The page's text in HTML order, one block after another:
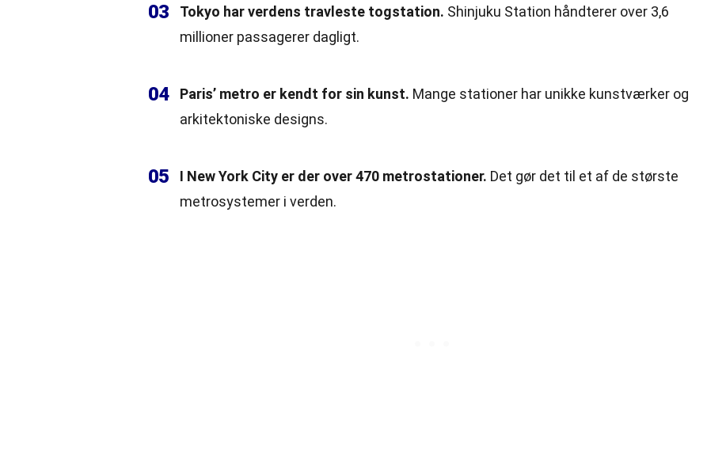
03 Tokyo har verdens travleste togstation. Shinjuku Station håndterer over 3,6
millioner passagerer dagligt.
04 Paris’ metro er kendt for sin kunst. Mange stationer har unikke kunstværker og
arkitektoniske designs.
05 I New York City er der over 470 metrostationer. Det gør det til et af de største
metrosystemer i verden.